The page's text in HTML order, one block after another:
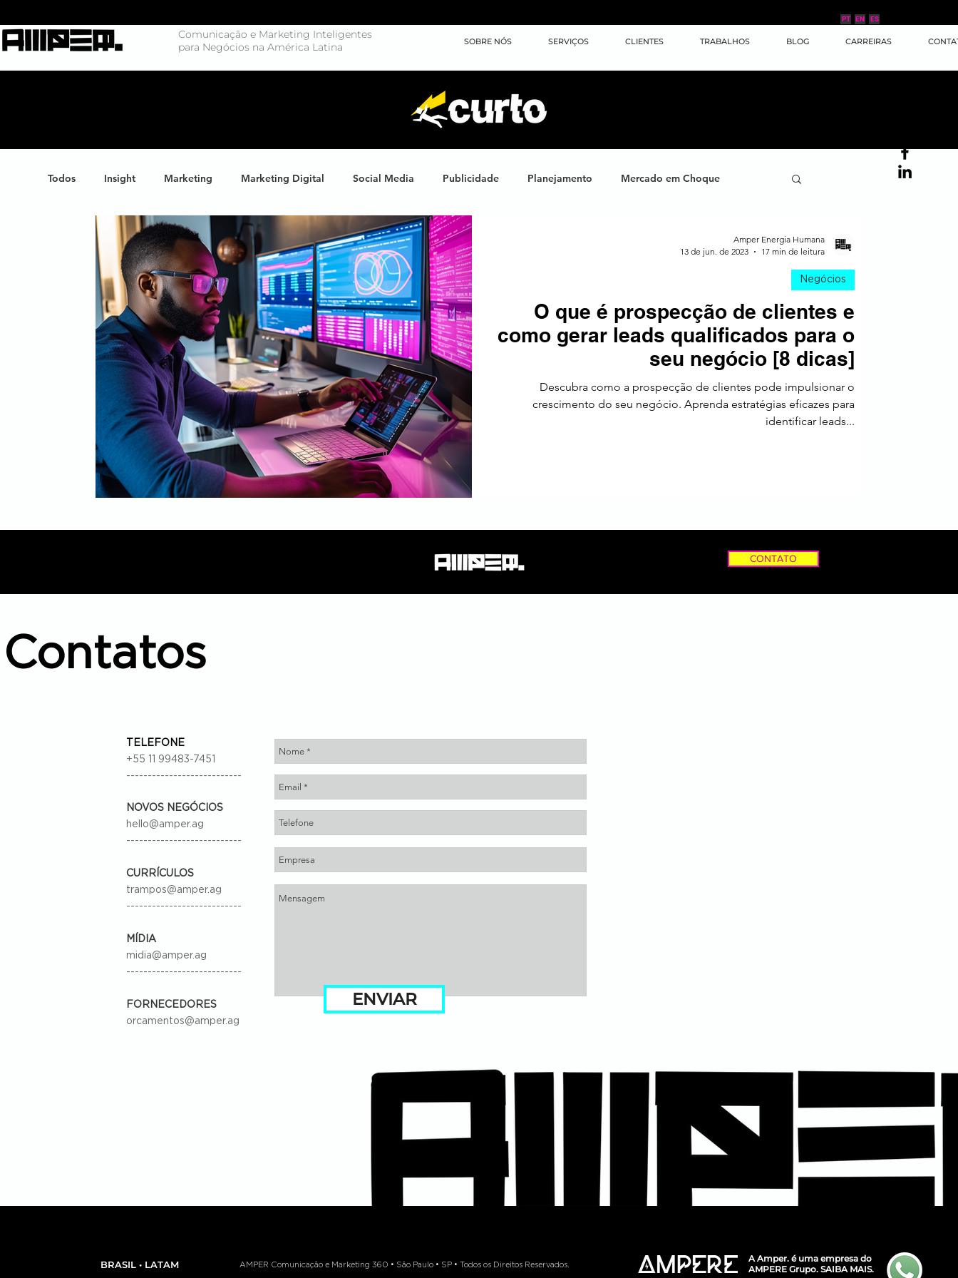
Comunicação e Marketing Inteligentes
para Negócios na América Latina
ES
EN
PT
SOBRE NÓS SERVIÇOS CLIENTES TRABALHOS BLOG CARREIRAS
Todos Insight Marketing Marketing Digital Social Media Publicidade Planejamento Mercado em Choque
Negócios Branding Big Data Highlights Learning Brand XP Case de Sucesso
Marketing de Conteúdo Inteligência Artificial Endomarketing Marketing Esportivo
Mídia Inbound Marketing B2B Eventos Estratégia Tendências
O que é prospecção de clientes e
como gerar leads qualificados para o
seu negócio [8 dicas]
Descubra como a prospecção de clientes pode impulsionar o
crescimento do seu negócio. Aprenda estratégias eficazes para
identificar leads...
Negócios
Amper Energia Humana
13 de jun. de 2023
17 min de leitura
CONTATO
Contatos
TELEFONE
+55 11 99483-7451
---------------------------
NOVOS NEGÓCIOS
hello@amper.ag
---------------------------
CURRÍCULOS
trampos@amper.ag
---------------------------
MÍDIA
midia@amper.ag
---------------------------
FORNECEDORES
orcamentos@amper.ag
ENVIAR
BRASIL • LATAM AMPER Comunicação e Marketing 360 • São Paulo • SP • Todos os Direitos Reservados.
A Amper. é uma empresa do
AMPERE Grupo. SAIBA MAIS.